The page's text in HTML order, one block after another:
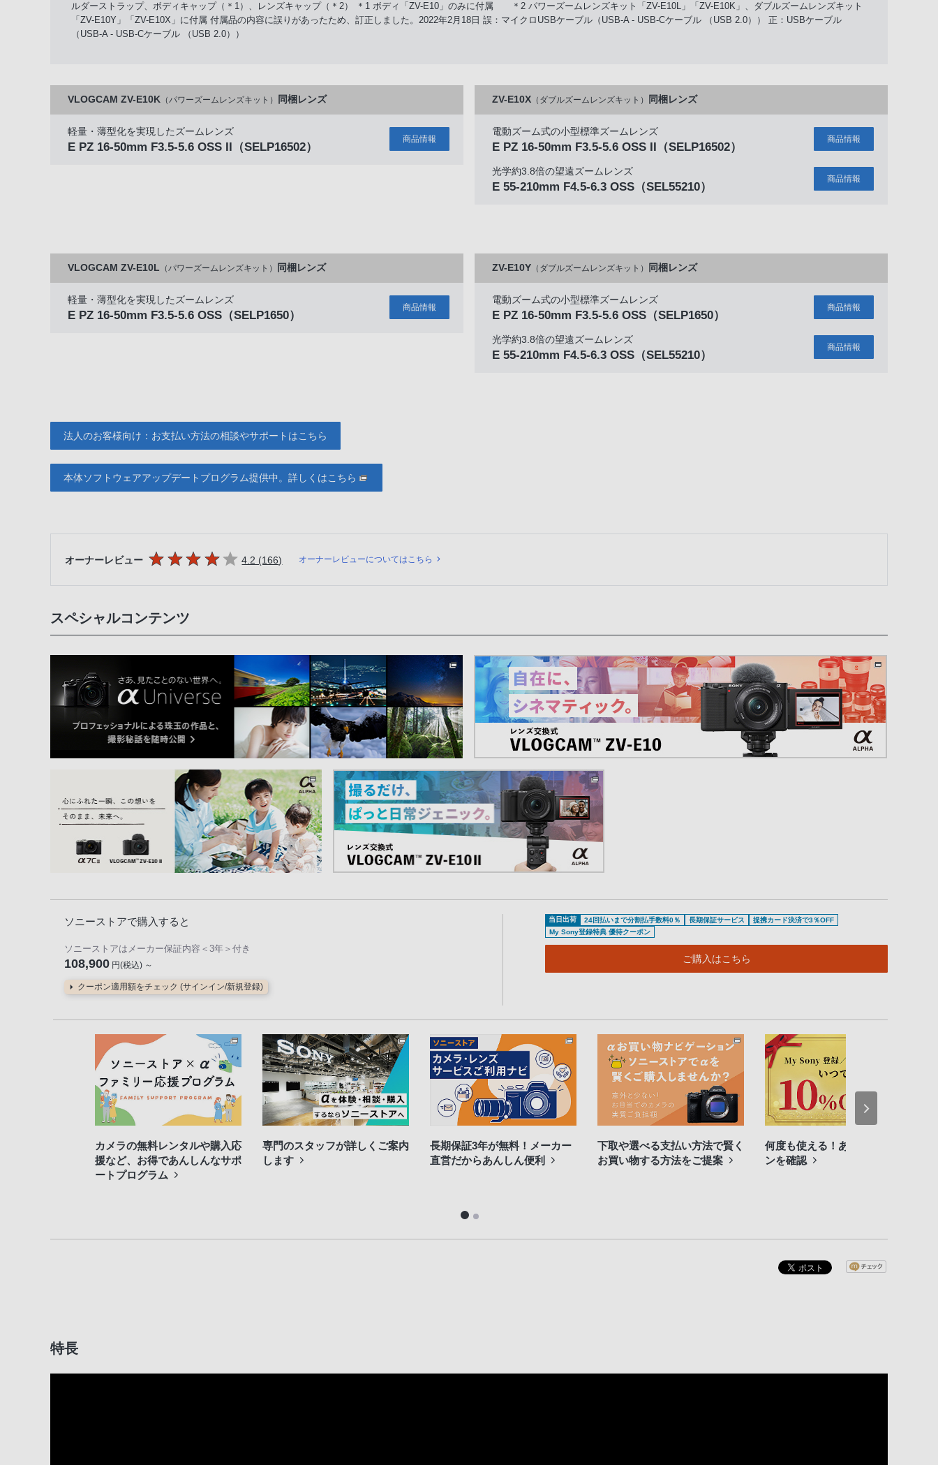
ルダーストラップ、ボディキャップ（＊1）、レンズキャップ（＊2） ＊1 ボディ「ZV-E10」のみに付属 ＊2 パワーズームレンズキット「ZV-E10L」「ZV-E10K」、ダブルズームレンズキット
「ZV-E10Y」「ZV-E10X」に付属 付属品の内容に誤りがあったため、訂正しました。2022年2月18日 誤：マイクロUSBケーブル（USB-A - USB-Cケーブル （USB 2.0）） 正：USBケーブル
（USB-A - USB-Cケーブル （USB 2.0））
VLOGCAM ZV-E10K （パワーズームレンズキット） 同梱レンズ
軽量・薄型化を実現したズームレンズ
E PZ 16-50mm F3.5-5.6 OSS II （SELP16502）
商品情報
ZV-E10X （ダブルズームレンズキット） 同梱レンズ
電動ズーム式の小型標準ズームレンズ
E PZ 16-50mm F3.5-5.6 OSS II （SELP16502）
商品情報
光学約3.8倍の望遠ズームレンズ
E 55-210mm F4.5-6.3 OSS （SEL55210）
商品情報
VLOGCAM ZV-E10L （パワーズームレンズキット） 同梱レンズ
軽量・薄型化を実現したズームレンズ
E PZ 16-50mm F3.5-5.6 OSS （SELP1650）
商品情報
ZV-E10Y （ダブルズームレンズキット） 同梱レンズ
電動ズーム式の小型標準ズームレンズ
E PZ 16-50mm F3.5-5.6 OSS （SELP1650）
商品情報
光学約3.8倍の望遠ズームレンズ
E 55-210mm F4.5-6.3 OSS （SEL55210）
商品情報
法人のお客様向け：お支払い方法の相談やサポートはこちら
本体ソフトウェアアップデートプログラム提供中。詳しくはこちら
オーナーレビュー 5つの星のうち
4.2 (166件のレビュー
) オーナーレビューについてはこちら
スペシャルコンテンツ
ソニーストアで購入すると
ソニーストアはメーカー保証内容 ＜3年＞ 付き
108,900 円(税込) ～
クーポン適用額をチェック (サインイン/新規登録)
当日出荷 24回払いまで分割払手数料0％ 長期保証サービス
提携カード決済で3％OFF
My Sony登録特典 優待クーポン
ご購入はこちら
カメラの無料レンタルや購入応
援など、お得であんしんなサポ
ートプログラム
専門のスタッフが詳しくご案内
します
長期保証3年が無料！メーカー
直営だからあんしん便利
下取や選べる支払い方法で賢く
お買い物する方法をご提案
何度も使える！あなたのクーポ
ンを確認
特長